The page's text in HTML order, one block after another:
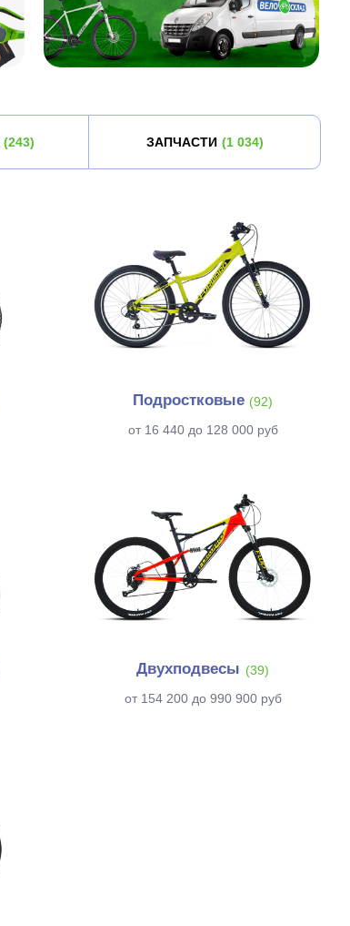
(243) ЗАПЧАСТИ (1 034)
Подростковые (92)
от 16 440 до 128 000 руб
Двухподвесы (39)
от 154 200 до 990 900 руб